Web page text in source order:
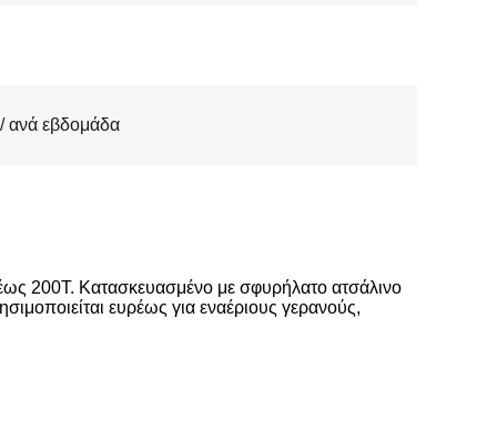
ανά εβδομάδα
200T. Κατασκευασμένο με σφυρήλατο ατσάλινο
ευρέως για εναέριους γερανούς,